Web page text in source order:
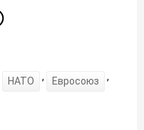
НАТО , Евросоюз ,